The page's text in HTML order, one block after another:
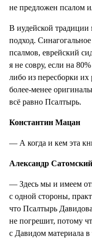
не предложен псалом
В иудейской
подход.
псалмов, еврейский
я не совру, если на
либо из пересборки
более-менее
всё равно Псалтырь.
Константин Мацан
— А когда и кем эта
Александр Сатомский
— Здесь мы и имеем
с одной стороны,
что Псалтырь
не погрешит, потому
с Давидом материала